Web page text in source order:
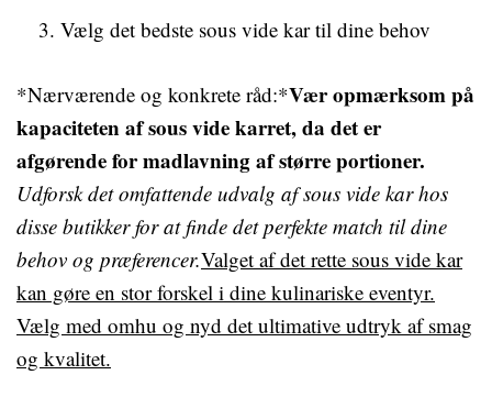
Vælg det bedste sous vide kar til dine behov
*Nærværende og konkrete råd:*Vær opmærksom på
kapaciteten af sous vide karret, da det er
afgørende for madlavning af større portioner.
Udforsk det omfattende udvalg af sous vide kar hos
disse butikker for at finde det perfekte match til dine
behov og præferencer.Valget af det rette sous vide kar
kan gøre en stor forskel i dine kulinariske eventyr.
Vælg med omhu og nyd det ultimative udtryk af smag
og kvalitet.